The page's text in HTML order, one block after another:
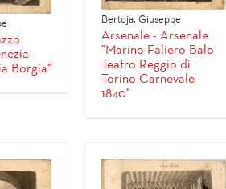
-
Borgia"
Bertoja, Giuseppe
Arsenale - Arsenale
"Marino Faliero Balo
Teatro Reggio di
Torino Carnevale
1840"